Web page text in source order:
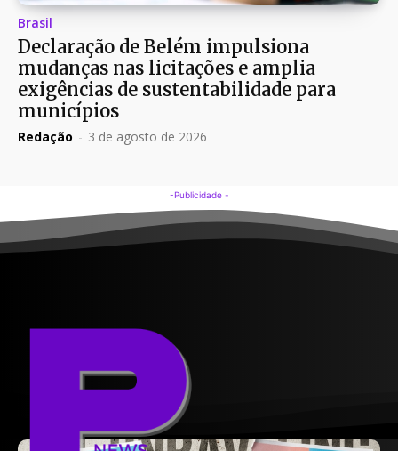
Brasil
Declaração de Belém impulsiona
mudanças nas licitações e amplia
exigências de sustentabilidade para
municípios
Redação - 3 de agosto de 2026
-Publicidade -